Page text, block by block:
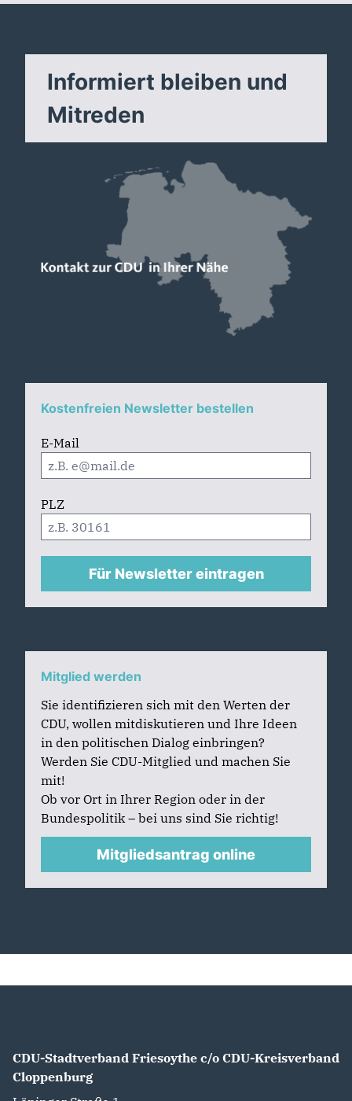
Informiert bleiben und
Mitreden
Kostenfreien Newsletter bestellen
E-Mail
PLZ
Für Newsletter eintragen
Mitglied werden
Sie identifizieren sich mit den Werten der
CDU, wollen mitdiskutieren und Ihre Ideen
in den politischen Dialog einbringen?
Werden Sie CDU-Mitglied und machen Sie
mit!
Ob vor Ort in Ihrer Region oder in der
Bundespolitik – bei uns sind Sie richtig!
Mitgliedsantrag online
CDU-Stadtverband Friesoythe c/o CDU-Kreisverband
Cloppenburg